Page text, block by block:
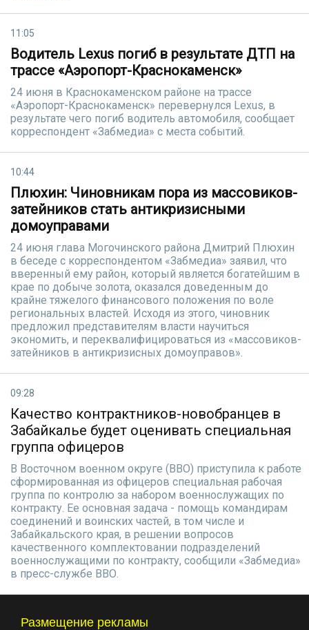
11:05
Водитель Lexus погиб в результате ДТП на
трассе «Аэропорт-Краснокаменск»
24 июня в Краснокаменском районе на трассе
«Аэропорт-Краснокаменск» перевернулся Lexus, в
результате чего погиб водитель автомобиля, сообщает
корреспондент «Забмедиа» с места событий.
10:44
Плюхин: Чиновникам пора из массовиков-
затейников стать антикризисными
домоуправами
24 июня глава Могочинского района Дмитрий Плюхин
в беседе с корреспондентом «Забмедиа» заявил, что
вверенный ему район, который является богатейшим в
крае по добыче золота, оказался доведенным до
крайне тяжелого финансового положения по воле
региональных властей. Исходя из этого, чиновник
предложил представителям власти научиться
экономить, и переквалифицироваться из «массовиков-
затейников в антикризисных домоуправов».
09:28
Качество контрактников-новобранцев в
Забайкалье будет оценивать специальная
группа офицеров
В Восточном военном округе (ВВО) приступила к работе
сформированная из офицеров специальная рабочая
группа по контролю за набором военнослужащих по
контракту. Ее основная задача - помощь командирам
соединений и воинских частей, в том числе и
Забайкальского края, в решении вопросов
качественного комплектовании подразделений
военнослужащими по контракту, сообщили «Забмедиа»
в пресс-службе ВВО.
Размещение рекламы